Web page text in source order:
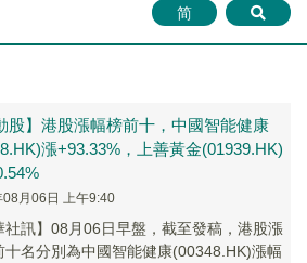
简
股】港股漲幅榜前十，中國智能健康
漲+93.33%，上善黃金(01939.HK)
月06日 上午9:40
社訊】08月06日早盤，截至發稿，港股漲
十名分別為中國智能健康(00348.HK)漲幅